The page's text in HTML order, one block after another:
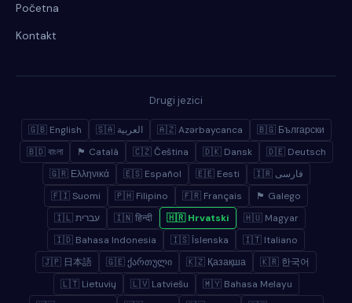
Početna
Kontakt
Drugi jezici
🇬🇧 English 🇸🇦 العربية 🇦🇿 Azərbaycanca
🇧🇬 Български
🇧🇩 বাংলা
🏴 Català 🇨🇿 Čeština 🇩🇰 Dansk
🇩🇪 Deutsch
🇬🇷 Ελληνικά
🇪🇸 Español 🇪🇪 Eesti
🇮🇷 فارسی
🇫🇮 Suomi
🇵🇭 Filipino 🇫🇷 Français
🏴 Galego
🇮🇱 עברית
🇮🇳 हिन्दी 🇭🇷 Hrvatski
🇭🇺 Magyar
🇮🇩 Bahasa Indonesia
🇮🇸 Íslenska
🇮🇹 Italiano
🇯🇵 日本語
🇬🇪 ქართული 🇰🇿 Қазақша
🇰🇷 한국어
🇱🇹 Lietuvių
🇱🇻 Latviešu
🇲🇾 Bahasa Melayu